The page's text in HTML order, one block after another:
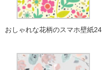
おしゃれな花柄のスマホ壁紙24